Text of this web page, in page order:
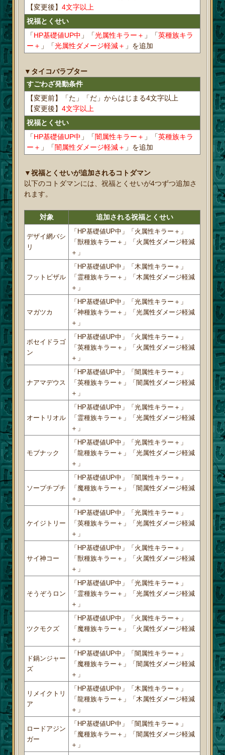
【変更後】 4文字以上
祝福とくせい
「HP基礎値UP中 」「光属性キラー＋ 」「英種族キラ
ー＋ 」「光属性ダメージ軽減＋ 」を追加
▼タイコバラプター
すごわざ発動条件
【変更前】「た」「だ」からはじまる4文字以上
【変更後】 4文字以上
祝福とくせい
「HP基礎値UP中 」「闇属性キラー＋ 」「英種族キラ
ー＋ 」「闇属性ダメージ軽減＋ 」を追加
▼祝福とくせいが追加されるコトダマン
以下のコトダマンには、祝福とくせいが4つずつ追加さ
れます。
対象 追加される祝福とくせい
デザイ網バシ
リ
「HP基礎値UP中」「火属性キラー＋」
「獣種族キラー＋」「火属性ダメージ軽減
＋」
フットビザル
「HP基礎値UP中」「木属性キラー＋」
「霊種族キラー＋」「木属性ダメージ軽減
＋」
マガツカ
「HP基礎値UP中」「光属性キラー＋」
「神種族キラー＋」「光属性ダメージ軽減
＋」
ボセイドラゴ
ン
「HP基礎値UP中」「火属性キラー＋」
「英種族キラー＋」「火属性ダメージ軽減
＋」
ナアマデウス
「HP基礎値UP中」「闇属性キラー＋」
「英種族キラー＋」「闇属性ダメージ軽減
＋」
オートリオル
「HP基礎値UP中」「光属性キラー＋」
「霊種族キラー＋」「光属性ダメージ軽減
＋」
モブナック
「HP基礎値UP中」「光属性キラー＋」
「龍種族キラー＋」「光属性ダメージ軽減
＋」
ソープチプチ
「HP基礎値UP中」「闇属性キラー＋」
「魔種族キラー＋」「闇属性ダメージ軽減
＋」
ケイジトリー
「HP基礎値UP中」「光属性キラー＋」
「英種族キラー＋」「光属性ダメージ軽減
＋」
サイ神コー
「HP基礎値UP中」「火属性キラー＋」
「獣種族キラー＋」「火属性ダメージ軽減
＋」
そうぞうロン
「HP基礎値UP中」「光属性キラー＋」
「霊種族キラー＋」「光属性ダメージ軽減
＋」
ツクモクズ
「HP基礎値UP中」「火属性キラー＋」
「魔種族キラー＋」「火属性ダメージ軽減
＋」
ド鍋ンジャー
ズ
「HP基礎値UP中」「闇属性キラー＋」
「魔種族キラー＋」「闇属性ダメージ軽減
＋」
リメイクトリ
ア
「HP基礎値UP中」「木属性キラー＋」
「龍種族キラー＋」「木属性ダメージ軽減
＋」
ロードアジン
ガー
「HP基礎値UP中」「闇属性キラー＋」
「魔種族キラー＋」「闇属性ダメージ軽減
＋」